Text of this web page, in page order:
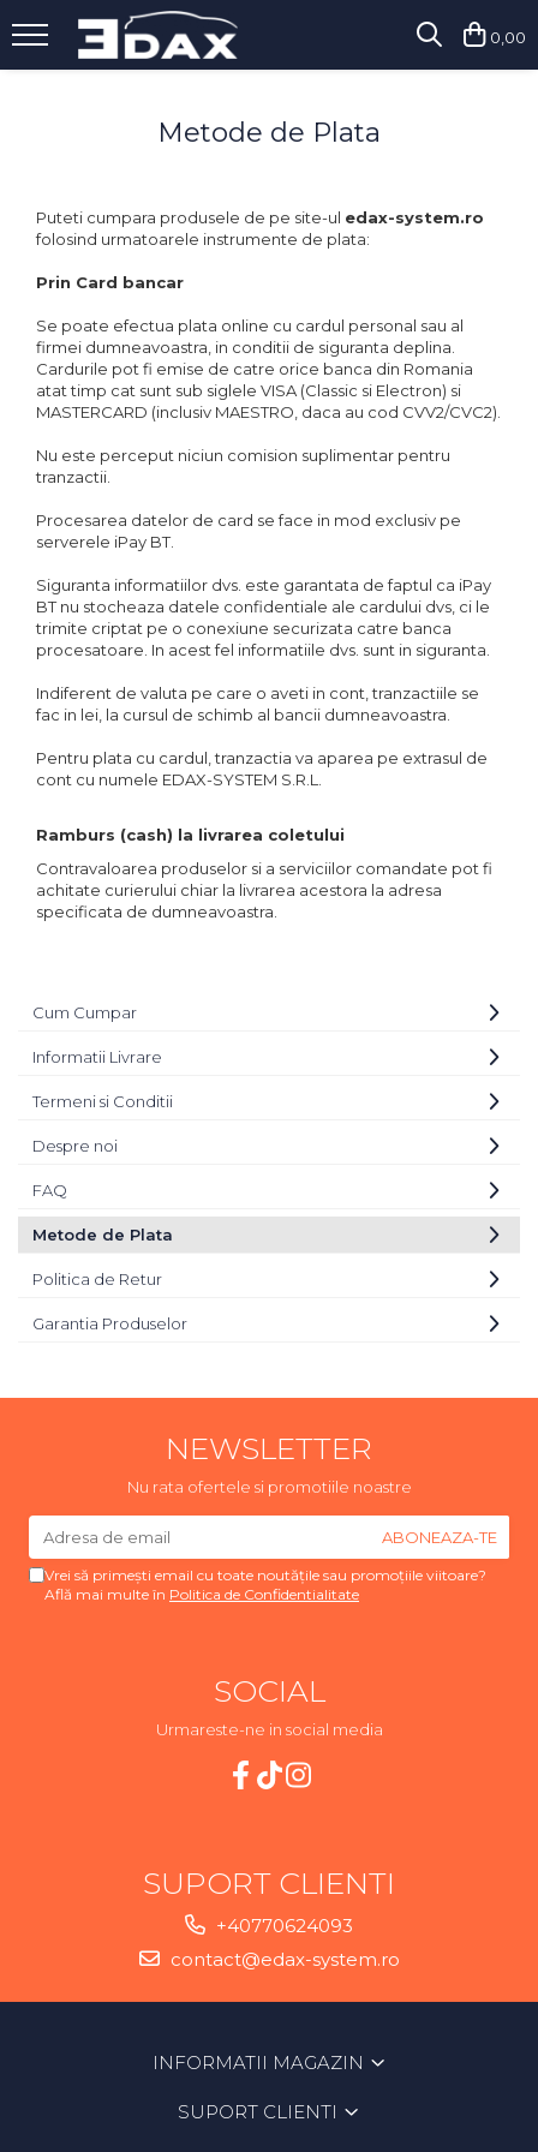
HS
Diluanti si Degresanti
Primere / Fillere
Chituri
Aditivi
Abrazive
Bureti Abrazivi
Discuri Abrazive
Role Abrazive
Consumabile
Scule si Echipamente
Pistoale Vopsitorie
Masini de Slefuit
Echipamente
Fine / Finisare
Pad-uri si Bureti
150mm
125mm
75mm
Bureti Abrazivi
Masini Polish
Rotative
Curatare
Caroserie
Sticla
Intretinere si Restaurare
Protectie
Protectii Ceramice
Sealant
Accesorii
Manusi spalare
Prosoape uscare
Lavete
Aplicatoare
Altele
Piele
Intretinere
Dressinguri
Piele
Odorizare
Odorizante Profesionale
Accesorii
Altele
0,00
Metode de Plata
Puteti cumpara produsele de pe site-ul edax-system.ro
folosind urmatoarele instrumente de plata:
Prin Card bancar
Se poate efectua plata online cu cardul personal sau al
firmei dumneavoastra, in conditii de siguranta deplina.
Cardurile pot fi emise de catre orice banca din Romania
atat timp cat sunt sub siglele VISA (Classic si Electron) si
MASTERCARD (inclusiv MAESTRO, daca au cod CVV2/CVC2).
Nu este perceput niciun comision suplimentar pentru
tranzactii.
Procesarea datelor de card se face in mod exclusiv pe
serverele iPay BT.
Siguranta informatiilor dvs. este garantata de faptul ca iPay
BT nu stocheaza datele confidentiale ale cardului dvs, ci le
trimite criptat pe o conexiune securizata catre banca
procesatoare. In acest fel informatiile dvs. sunt in siguranta.
Indiferent de valuta pe care o aveti in cont, tranzactiile se
fac in lei, la cursul de schimb al bancii dumneavoastra.
Pentru plata cu cardul, tranzactia va aparea pe extrasul de
cont cu numele EDAX-SYSTEM S.R.L.
Ramburs (cash) la livrarea coletului
Contravaloarea produselor si a serviciilor comandate pot fi
achitate curierului chiar la livrarea acestora la adresa
specificata de dumneavoastra.
Cum Cumpar
Informatii Livrare
Termeni si Conditii
Despre noi
FAQ
Metode de Plata
Politica de Retur
Garantia Produselor
NEWSLETTER
Nu rata ofertele si promotiile noastre
Vrei să primești email cu toate noutățile sau promoțiile viitoare?
Află mai multe în Politica de Confidentialitate
SOCIAL
Urmareste-ne in social media
SUPORT CLIENTI
+40770624093
contact@edax-system.ro
INFORMATII MAGAZIN
SUPORT CLIENTI